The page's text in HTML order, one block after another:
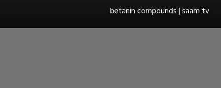
betanin compounds | saam tv